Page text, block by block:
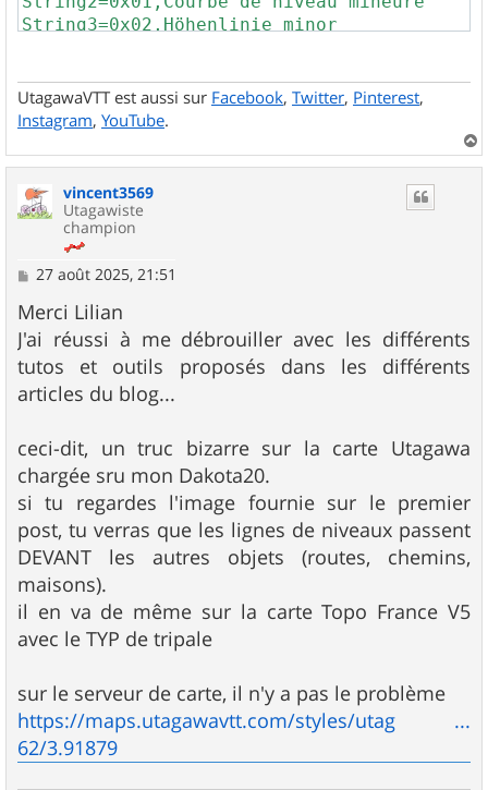
String3=0x02,Höhenlinie minor
ExtendedLabels=Y
FontStyle=NoLabel (invisible)
ContourColor=No
UtagawaVTT est aussi sur Facebook, Twitter, Pinterest,
Instagram, YouTube.
a
vincent3569
Utagawiste
champion
M
s
s
a
g
e
27 août 2025, 21:51
Merci Lilian
J'ai réussi à me débrouiller avec les différents
tutos et outils proposés dans les différents
articles du blog...
ceci-dit, un truc bizarre sur la carte Utagawa
chargée sru mon Dakota20.
si tu regardes l'image fournie sur le premier
post, tu verras que les lignes de niveaux passent
DEVANT les autres objets (routes, chemins,
maisons).
il en va de même sur la carte Topo France V5
avec le TYP de tripale
sur le serveur de carte, il n'y a pas le problème
https://maps.utagawavtt.com/styles/utag ...
62/3.91879